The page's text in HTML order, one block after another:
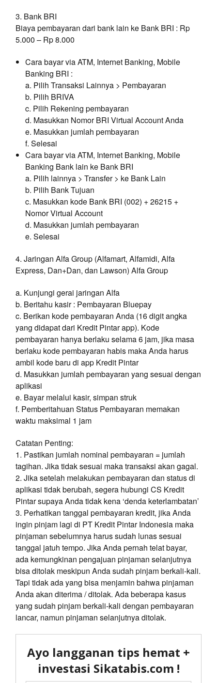
3. Bank BRI
Biaya pembayaran dari bank lain ke Bank BRI : Rp
5.000 – Rp 8.000
Cara bayar via ATM, Internet Banking, Mobile
Banking BRI :
a. Pilih Transaksi Lainnya > Pembayaran
b. Pilih BRIVA
c. Pilih Rekening pembayaran
d. Masukkan Nomor BRI Virtual Account Anda
e. Masukkan jumlah pembayaran
f. Selesai
Cara bayar via ATM, Internet Banking, Mobile
Banking Bank lain ke Bank BRI
a. Pilih lainnya > Transfer > ke Bank Lain
b. Pilih Bank Tujuan
c. Masukkan kode Bank BRI (002) + 26215 +
Nomor Virtual Account
d. Masukkan jumlah pembayaran
e. Selesai
4. Jaringan Alfa Group (Alfamart, Alfamidi, Alfa
Express, Dan+Dan, dan Lawson) Alfa Group
a. Kunjungi gerai jaringan Alfa
b. Beritahu kasir : Pembayaran Bluepay
c. Berikan kode pembayaran Anda (16 digit angka
yang didapat dari Kredit Pintar app). Kode
pembayaran hanya berlaku selama 6 jam, jika masa
berlaku kode pembayaran habis maka Anda harus
ambil kode baru di app Kredit Pintar
d. Masukkan jumlah pembayaran yang sesuai dengan
aplikasi
e. Bayar melalui kasir, simpan struk
f. Pemberitahuan Status Pembayaran memakan
waktu maksimal 1 jam
Catatan Penting:
1. Pastikan jumlah nominal pembayaran = jumlah
tagihan. Jika tidak sesuai maka transaksi akan gagal.
2. Jika setelah melakukan pembayaran dan status di
aplikasi tidak berubah, segera hubungi CS Kredit
Pintar supaya Anda tidak kena ‘denda keterlambatan’
3. Perhatikan tanggal pembayaran kredit, jika Anda
ingin pinjam lagi di PT Kredit Pintar Indonesia maka
pinjaman sebelumnya harus sudah lunas sesuai
tanggal jatuh tempo. Jika Anda pernah telat bayar,
ada kemungkinan pengajuan pinjaman selanjutnya
bisa ditolak meskipun Anda sudah pinjam berkali-kali.
Tapi tidak ada yang bisa menjamin bahwa pinjaman
Anda akan diterima / ditolak. Ada beberapa kasus
yang sudah pinjam berkali-kali dengan pembayaran
lancar, namun pinjaman selanjutnya ditolak.